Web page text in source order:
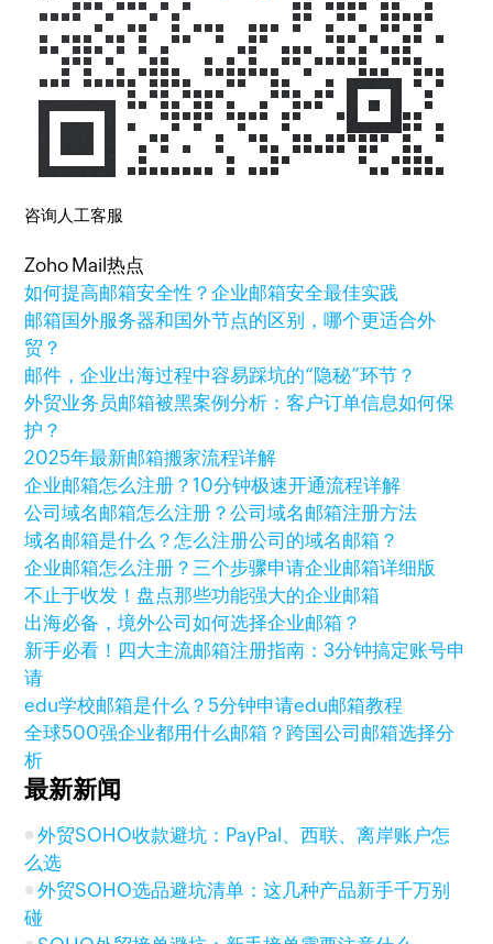
咨询人工客服
Zoho Mail热点
如何提高邮箱安全性？企业邮箱安全最佳实践
邮箱国外服务器和国外节点的区别，哪个更适合外
贸？
邮件，企业出海过程中容易踩坑的“隐秘”环节？
外贸业务员邮箱被黑案例分析：客户订单信息如何保
护？
2025年最新邮箱搬家流程详解
企业邮箱怎么注册？10分钟极速开通流程详解
公司域名邮箱怎么注册？公司域名邮箱注册方法
域名邮箱是什么？怎么注册公司的域名邮箱？
企业邮箱怎么注册？三个步骤申请企业邮箱详细版
不止于收发！盘点那些功能强大的企业邮箱
出海必备，境外公司如何选择企业邮箱？
新手必看！四大主流邮箱注册指南：3分钟搞定账号申
请
edu学校邮箱是什么？5分钟申请edu邮箱教程
全球500强企业都用什么邮箱？跨国公司邮箱选择分
析
最新新闻
外贸SOHO收款避坑：PayPal、西联、离岸账户怎
么选
外贸SOHO选品避坑清单：这几种产品新手千万别
碰